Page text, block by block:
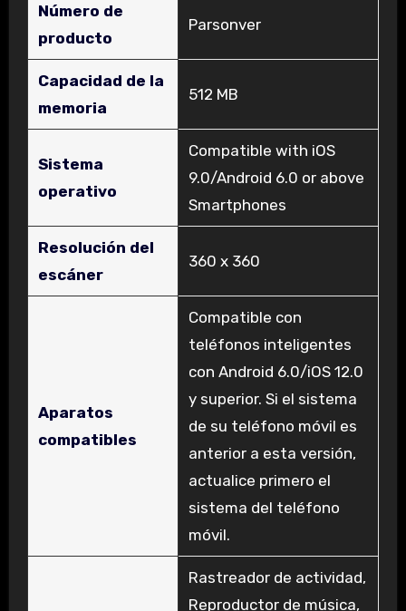
Número de
producto
‎Parsonver
Capacidad de la
memoria
‎512 MB
Sistema
operativo
‎Compatible with iOS
9.0/Android 6.0 or above
Smartphones
Resolución del
escáner
‎360 x 360
Aparatos
compatibles
‎Compatible con
teléfonos inteligentes
con Android 6.0/iOS 12.0
y superior. Si el sistema
de su teléfono móvil es
anterior a esta versión,
actualice primero el
sistema del teléfono
móvil.
‎Rastreador de actividad,
Reproductor de música,